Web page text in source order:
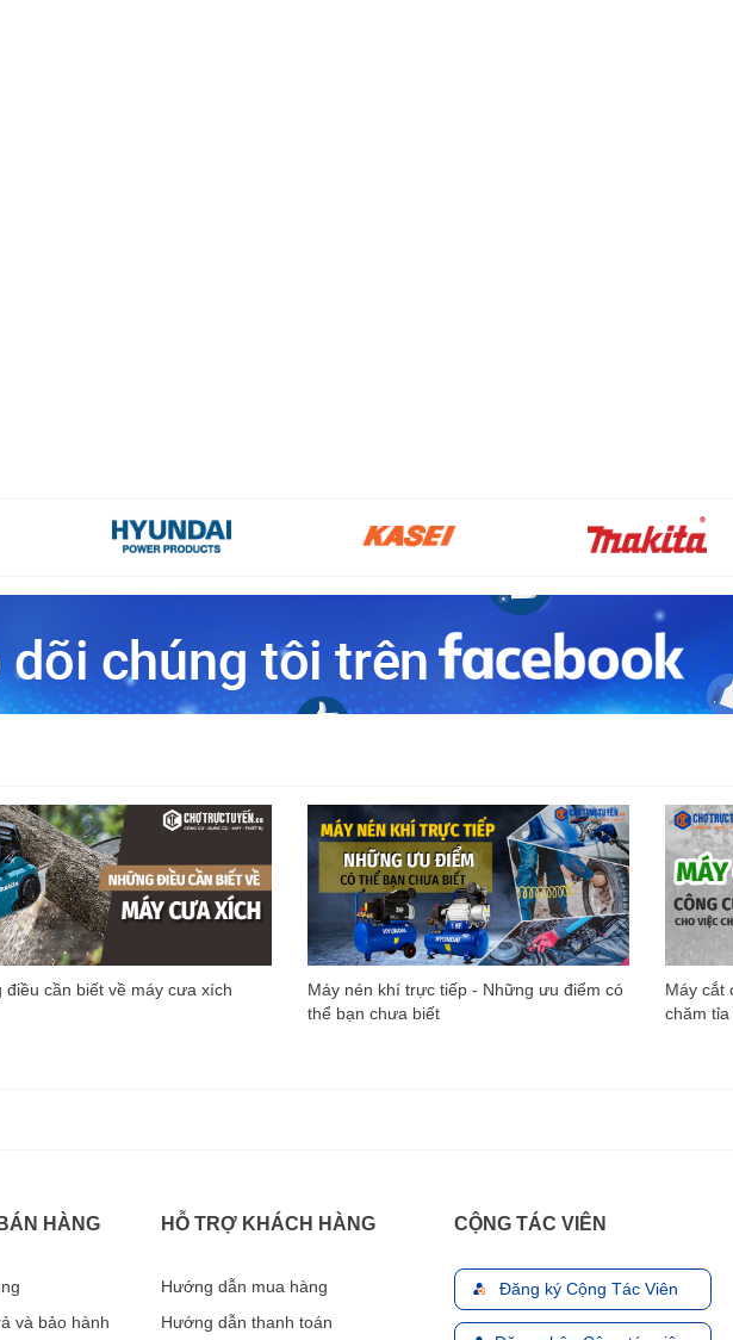
điều cần biết về máy cưa xích
Máy nén khí trực tiếp - Những ưu điểm có
thể bạn chưa biết
Máy cắt
chăm
HÀNG
và bảo hành
HỖ TRỢ KHÁCH HÀNG
Hướng dẫn mua hàng
Hướng dẫn thanh toán
CỘNG TÁC VIÊN
Đăng ký Cộng Tác Viên